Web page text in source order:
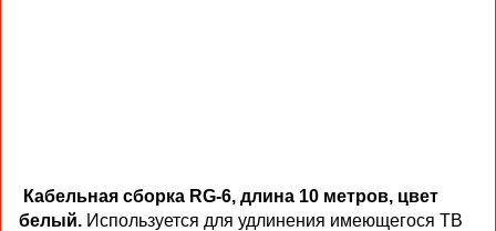
Кабельная сборка RG-6, длина 10 метров, цвет
белый. Используется для удлинения имеющегося ТВ